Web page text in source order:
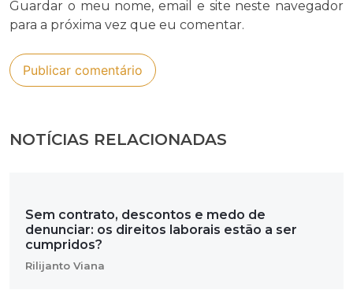
Guardar o meu nome, email e site neste navegador
para a próxima vez que eu comentar.
NOTÍCIAS RELACIONADAS
Sem contrato, descontos e medo de
denunciar: os direitos laborais estão a ser
cumpridos?
Rilijanto Viana